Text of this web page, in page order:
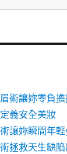
術讓妳零負
義安全美妝
讓妳瞬間年
拯救天生缺陷